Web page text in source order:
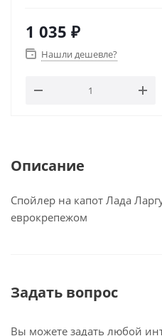
1 035 ₽
Нашли дешевле?
Описание
Спойлер на капот Лада
еврокрепежом
Задать вопрос
Вы можете задать любой